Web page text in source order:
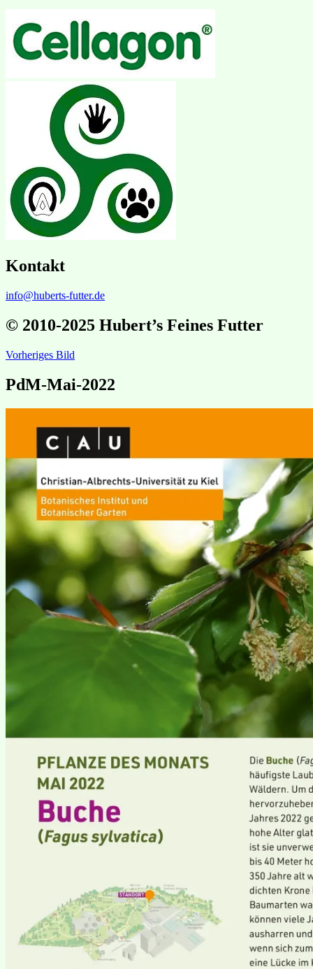
Kontakt
info@huberts-futter.de
© 2010-2025 Hubert’s Feines Futter
Vorheriges Bild
PdM-Mai-2022